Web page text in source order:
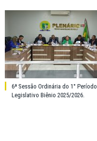
6ª Sessão Ordinária do 1° Período
Legislativo Biênio 2025/2026.